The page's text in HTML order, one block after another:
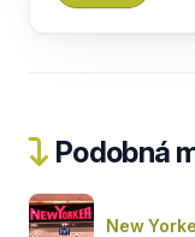
Podobná
New